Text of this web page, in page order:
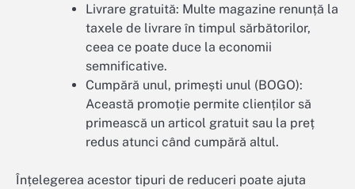
Livrare gratuită: Multe magazine renunță la
taxele de livrare în timpul sărbătorilor,
ceea ce poate duce la economii
semnificative.
Cumpără unul, primești unul (BOGO):
Această promoție permite clienților să
primească un articol gratuit sau la preț
redus atunci când cumpără altul.
Înțelegerea acestor tipuri de reduceri poate ajuta